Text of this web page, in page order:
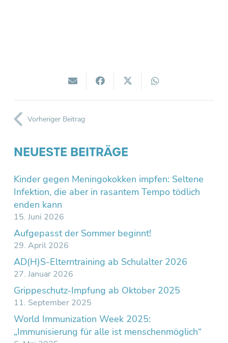
Vorheriger Beitrag
NEUESTE BEITRÄGE
Kinder gegen Meningokokken impfen: Seltene
Infektion, die aber in rasantem Tempo tödlich
enden kann
15. Juni 2026
Aufgepasst der Sommer beginnt!
29. April 2026
AD(H)S-Elterntraining ab Schulalter 2026
27. Januar 2026
Grippeschutz-Impfung ab Oktober 2025
11. September 2025
World Immunization Week 2025:
„Immunisierung für alle ist menschenmöglich“